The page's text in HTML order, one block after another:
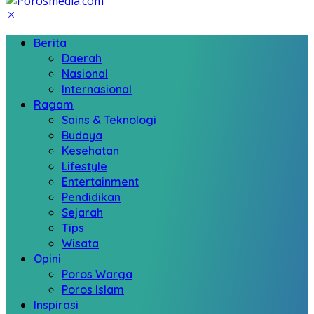
Berita
Daerah
Nasional
Internasional
Ragam
Sains & Teknologi
Budaya
Kesehatan
Lifestyle
Entertainment
Pendidikan
Sejarah
Tips
Wisata
Opini
Poros Warga
Poros Islam
Inspirasi